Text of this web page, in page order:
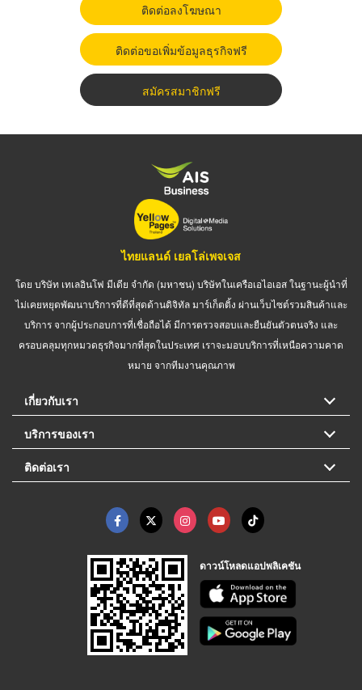
ติดต่อลงโฆษณา
ติดต่อขอเพิ่มข้อมูลธุรกิจฟรี
สมัครสมาชิกฟรี
ไทยแลนด์ เยลโล่เพจเจส
โดย บริษัท เทเลอินโฟ มีเดีย จำกัด (มหาชน) บริษัทในเครือเอไอเอส ในฐานะผู้นำที่
ไม่เคยหยุดพัฒนาบริการที่ดีที่สุดด้านดิจิทัล มาร์เก็ตติ้ง ผ่านเว็บไซต์รวมสินค้าและ
บริการ จากผู้ประกอบการที่เชื่อถือได้ มีการตรวจสอบและยืนยันตัวตนจริง และ
ครอบคลุมทุกหมวดธุรกิจมากที่สุดในประเทศ เราจะมอบบริการที่เหนือความคาด
หมาย จากทีมงานคุณภาพ
เกี่ยวกับเรา
บริการของเรา
ติดต่อเรา
ดาวน์โหลดแอปพลิเคชัน